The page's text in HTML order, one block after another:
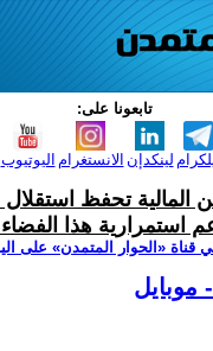
تابعونا على:
اليوتيوب الانستغرام لينكدإن
المالية تحفظ استقلال
استمرارية هذا الفضاء
قناة ‫«الحوار المتمدن» على
موبايل